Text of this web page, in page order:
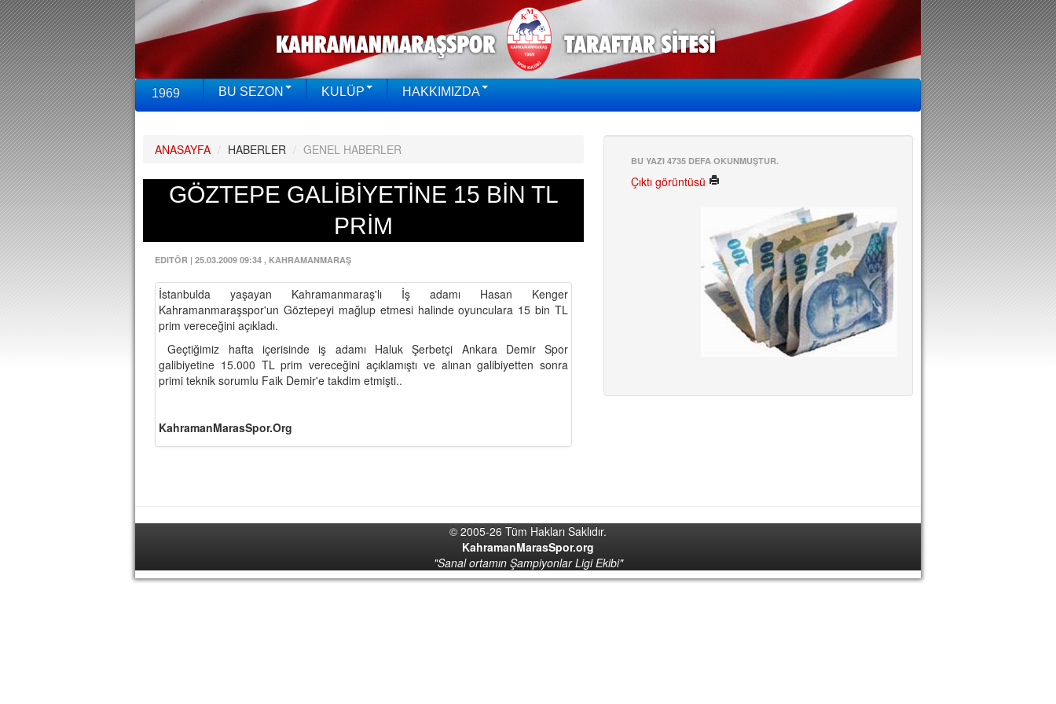
1969 BU SEZON KULÜP HAKKIMIZDA
ANASAYFA / HABERLER / GENEL HABERLER
GÖZTEPE GALİBİYETİNE 15 BİN TL
PRİM
EDITÖR | 25.03.2009 09:34 , KAHRAMANMARAŞ
İstanbulda yaşayan Kahramanmaraş'lı İş adamı Hasan Kenger
Kahramanmaraşspor'un Göztepeyi mağlup etmesi halinde oyunculara 15 bin TL
prim vereceğini açıkladı.
Geçtiğimiz hafta içerisinde iş adamı Haluk Şerbetçi Ankara Demir Spor
galibiyetine 15.000 TL prim vereceğini açıklamıştı ve alınan galibiyetten sonra
primi teknik sorumlu Faik Demir'e takdim etmişti..
KahramanMarasSpor.Org
BU YAZI 4735 DEFA OKUNMUŞTUR.
Çıktı görüntüsü
© 2005-26 Tüm Hakları Saklıdır.
KahramanMarasSpor.org
"Sanal ortamın Şampiyonlar Ligi Ekibi"